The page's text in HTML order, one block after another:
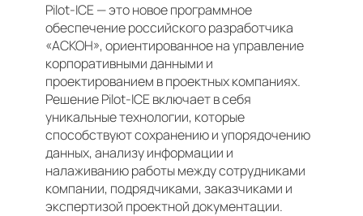
Pilot-ICE — это новое программное
обеспечение российского разработчика
«АСКОН», ориентированное на управление
корпоративными данными и
проектированием в проектных компаниях.
Решение Pilot-ICE включает в себя
уникальные технологии, которые
способствуют сохранению и упорядочению
данных, анализу информации и
налаживанию работы между сотрудниками
компании, подрядчиками, заказчиками и
экспертизой проектной документации.